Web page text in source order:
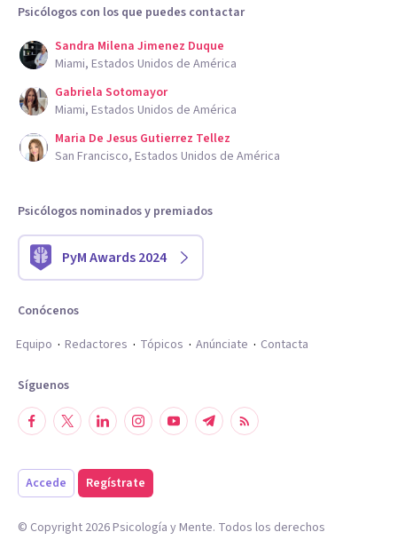
Psicólogos con los que puedes contactar
Sandra Milena Jimenez Duque
Miami, Estados Unidos de América
Gabriela Sotomayor
Miami, Estados Unidos de América
Maria De Jesus Gutierrez Tellez
San Francisco, Estados Unidos de América
Psicólogos nominados y premiados
PyM Awards 2024
Conócenos
Equipo
Redactores Tópicos Anúnciate Contacta
Síguenos
Accede Regístrate
© Copyright 2026Psicología y Mente. Todos los derechos